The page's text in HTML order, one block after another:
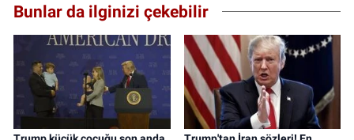
Bunlar da ilginizi çekebilir